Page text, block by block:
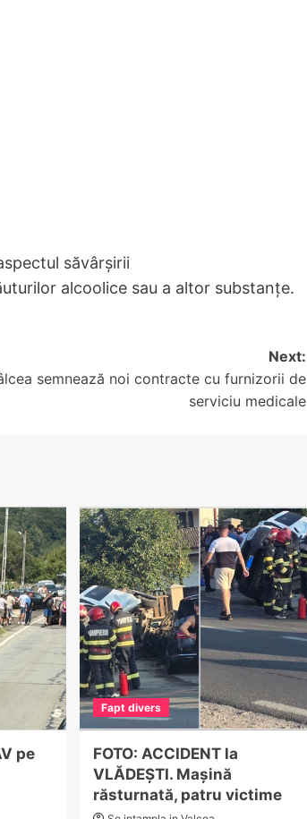
săvârșirii
alcoolice sau a altor substanțe.
Next:
semnează noi contracte cu furnizorii de
serviciu medicale
pe
Fapt divers
FOTO: ACCIDENT la
VLĂDEȘTI. Mașină
răsturnată, patru victime